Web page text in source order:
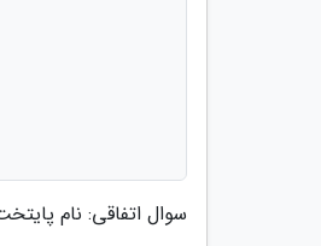
سوال اتفاقی: نام